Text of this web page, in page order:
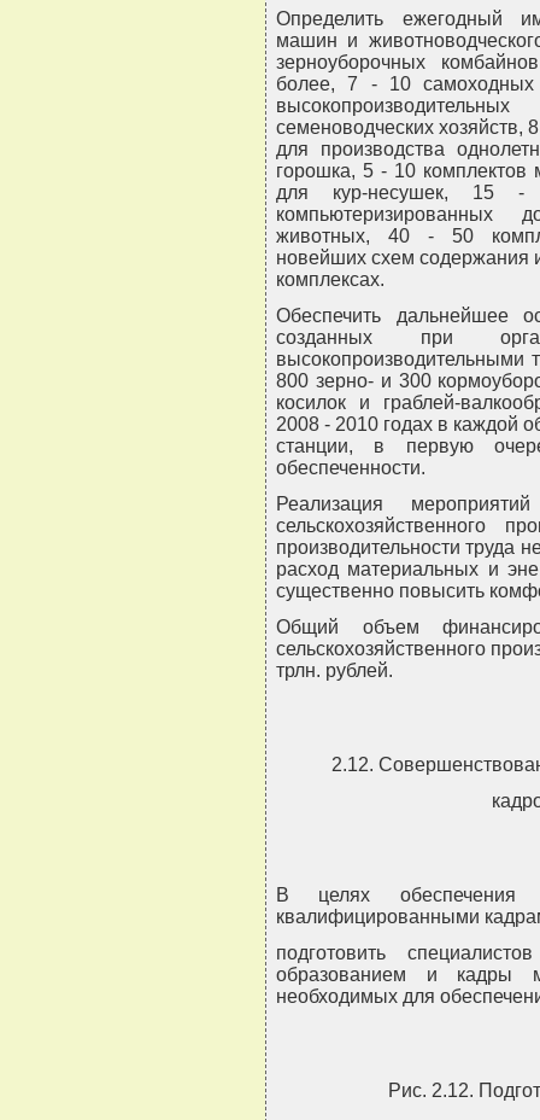
Определить ежегодный
машин и
зерноуборочных
более, 7 - 10 самоходных
семеноводческих хозяйств,
для производства
горошка, 5 - 10 комплектов
для кур-несушек, 15 -
компьютеризированных
животных, 40 - 50
новейших схем содержания
комплексах.
Обеспечить дальнейшее
созданных при
высокопроизводительными
800 зерно- и 300
косилок и граблей-
2008 - 2010 годах в каждой
станции, в первую
обеспеченности.
Реализация
сельскохозяйственного
производительности труда
расход материальных и
существенно повысить
Общий объем
сельскохозяйственного
трлн. рублей.
2.12.
В целях обеспечения
квалифицированными
подготовить
образованием и кадры
необходимых для
Рис. 2.12.